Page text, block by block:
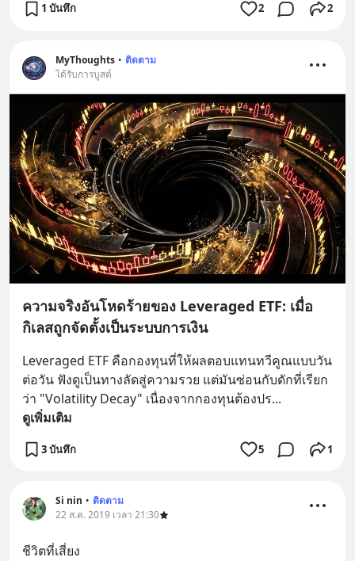
1 บันทึก 2 2
MyThoughts • ติดตาม
ได้รับการบูสต์
ความจริงอันโหดร้ายของ Leveraged ETF: เมื่อ
กิเลสถูกจัดตั้งเป็นระบบการเงิน
Leveraged ETF คือกองทุนที่ให้ผลตอบแทนทวีคูณแบบวัน
ต่อวัน ฟังดูเป็นทางลัดสู่ความรวย แต่มันซ่อนกับดักที่เรียก
ว่า "Volatility Decay" เนื่องจากกองทุนต้องปร...
ดูเพิ่มเติม
3 บันทึก 5 1
Si nin • ติดตาม
22 ส.ค. 2019 เวลา 21:30
ชีวิตที่เสี่ยง